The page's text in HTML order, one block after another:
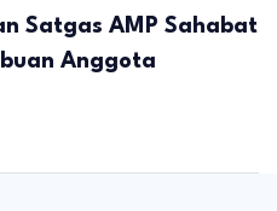
Satgas AMP Sahabat
Anggota